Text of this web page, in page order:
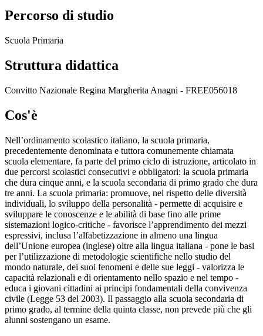
Percorso di studio
Scuola Primaria
Struttura didattica
Convitto Nazionale Regina Margherita Anagni - FREE056018
Cos'è
Nell’ordinamento scolastico italiano, la scuola primaria,
precedentemente denominata e tuttora comunemente chiamata
scuola elementare, fa parte del primo ciclo di istruzione, articolato in
due percorsi scolastici consecutivi e obbligatori: la scuola primaria
che dura cinque anni, e la scuola secondaria di primo grado che dura
tre anni. La scuola primaria: promuove, nel rispetto delle diversità
individuali, lo sviluppo della personalità - permette di acquisire e
sviluppare le conoscenze e le abilità di base fino alle prime
sistemazioni logico-critiche - favorisce l’apprendimento dei mezzi
espressivi, inclusa l’alfabetizzazione in almeno una lingua
dell’Unione europea (inglese) oltre alla lingua italiana - pone le basi
per l’utilizzazione di metodologie scientifiche nello studio del
mondo naturale, dei suoi fenomeni e delle sue leggi - valorizza le
capacità relazionali e di orientamento nello spazio e nel tempo -
educa i giovani cittadini ai principi fondamentali della convivenza
civile (Legge 53 del 2003). Il passaggio alla scuola secondaria di
primo grado, al termine della quinta classe, non prevede più che gli
alunni sostengano un esame.